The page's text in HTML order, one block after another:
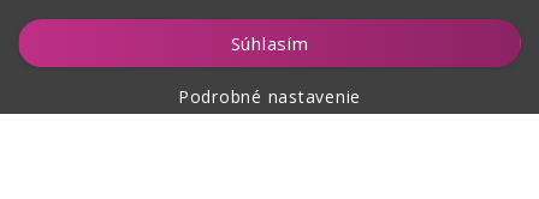
Súhlasím
Podrobné nastavenie
Vložiť do košíka